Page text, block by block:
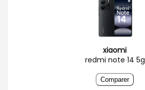
xiaomi
redmi note 14 5g
Comparer